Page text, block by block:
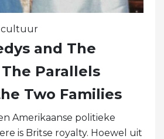
cultuur
and The
Parallels
Two Families
Amerikaanse politieke
is Britse royalty. Hoewel uit